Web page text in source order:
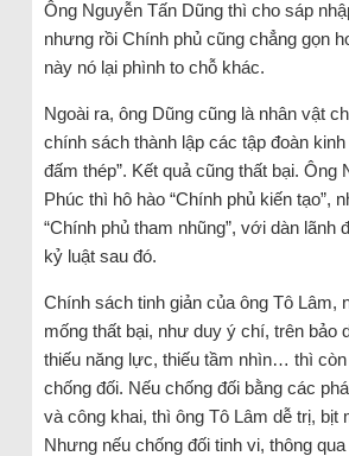
Ông Nguyễn Tấn Dũng thì cho sáp
nhưng rồi Chính phủ cũng chẳng gọn
này nó lại phình to chỗ khác.
Ngoài ra, ông Dũng cũng là nhân vật
chính sách thành lập các tập đoàn kinh
đấm thép”. Kết quả cũng thất bại. Ông
Phúc thì hô hào “Chính phủ kiến tạo”,
“Chính phủ tham nhũng”, với dàn lãnh
kỷ luật sau đó.
Chính sách tinh giản của ông Tô Lâm,
mống thất bại, như duy ý chí, trên bảo
thiếu năng lực, thiếu tầm nhìn… thì
chống đối. Nếu chống đối bằng các
và công khai, thì ông Tô Lâm dễ trị, bịt
Nhưng nếu chống đối tinh vi, thông